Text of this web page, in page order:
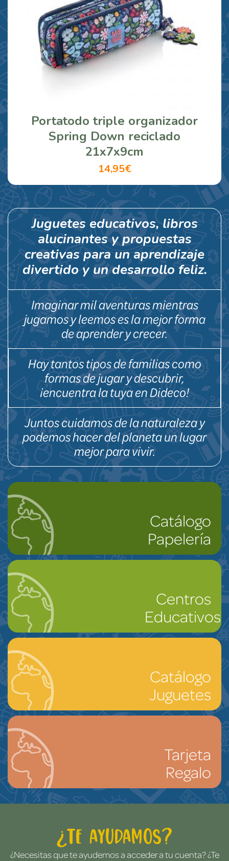
Portatodo triple organizador
Spring Down reciclado
21x7x9cm
14,95€
Juguetes educativos, libros
alucinantes y propuestas
creativas para un aprendizaje
divertido y un desarrollo feliz.
Imaginar mil aventuras mientras
jugamos y leemos es la mejor forma
de aprender y crecer.
Hay tantos tipos de familias como
formas de jugar y descubrir,
¡encuentra la tuya en Dideco!
Juntos cuidamos de la naturaleza y
podemos hacer del planeta un lugar
mejor para vivir.
Catálogo
Papelería
Centros
Educativos
Catálogo
Juguetes
Tarjeta
Regalo
¿Te ayudamos?
¿Necesitas que te ayudemos a acceder a tu cuenta? ¿Te